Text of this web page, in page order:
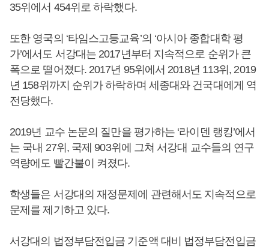
35위에서 454위로 하락했다.
또한 영국의 ‘타임스고등교육’의 ‘아시아 종합대학 평
가’에서도 서강대는 2017년부터 지속적으로 순위가 큰
폭으로 떨어졌다. 2017년 95위에서 2018년 113위, 2019
년 158위까지 순위가 하락하며 세종대와 건국대에게 역
전당했다.
2019년 교수 논문의 질만을 평가하는 ‘라이덴 랭킹’에서
는 국내 27위, 국제 903위에 그쳐 서강대 교수들의 연구
역량에도 빨간불이 켜졌다.
학생들은 서강대의 재정문제에 관련해서도 지속적으로
문제를 제기하고 있다.
서강대의 법정부담전입금 기준액 대비 법정부담전입금